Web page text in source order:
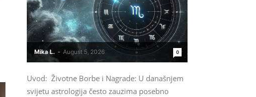
Mika L. - August 5, 2026 0
Uvod: Životne Borbe i Nagrade: U današnjem
svijetu astrologija često zauzima posebno